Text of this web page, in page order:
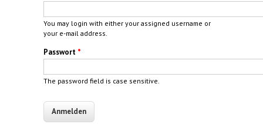
You may login with either your assigned username or
your e-mail address.
Passwort *
The password field is case sensitive.